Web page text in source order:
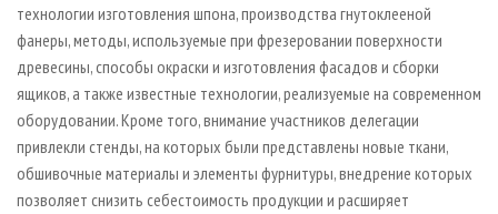
технологии изготовления шпона, производства гнутоклееной
фанеры, методы, используемые при фрезеровании поверхности
древесины, способы окраски и изготовления фасадов и сборки
ящиков, а также известные технологии, реализуемые на современном
оборудовании. Кроме того, внимание участников делегации
привлекли стенды, на которых были представлены новые ткани,
обшивочные материалы и элементы фурнитуры, внедрение которых
позволяет снизить себестоимость продукции и расширяет